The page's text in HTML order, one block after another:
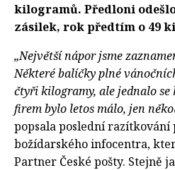
kilogramů. Předloni
zásilek, rok předtím o 49
„Největší nápor jsme
Některé balíčky plné
čtyři kilogramy, ale jednalo
firem bylo letos málo, jen
popsala poslední razítkování
božídarského infocentra,
Partner České pošty. Stejně